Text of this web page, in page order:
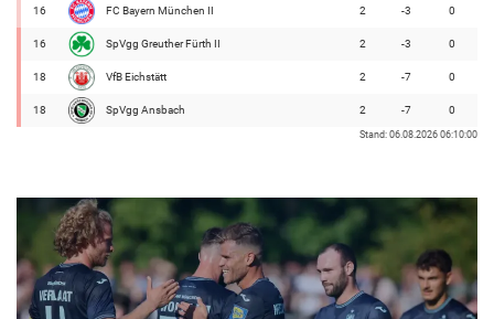
16 FC Bayern München II 2 -3 0
16 SpVgg Greuther Fürth II 2 -3 0
18 VfB Eichstätt 2 -7 0
18 SpVgg Ansbach 2 -7 0
Stand: 06.08.2026 06:10:00